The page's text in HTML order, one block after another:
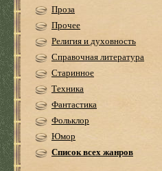
Проза
Прочее
Религия и духовность
Справочная литература
Старинное
Техника
Фантастика
Фольклор
Юмор
Список всех жанров